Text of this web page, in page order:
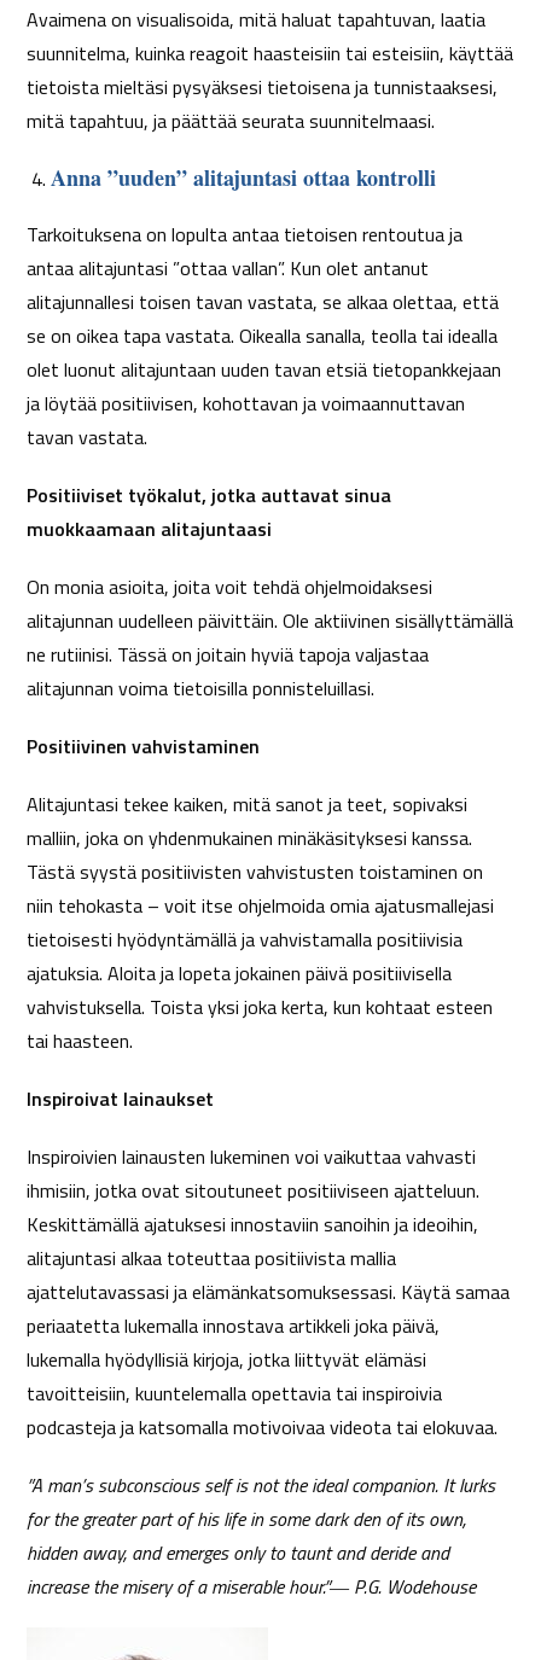
Avaimena on visualisoida, mitä haluat tapahtuvan, laatia
suunnitelma, kuinka reagoit haasteisiin tai esteisiin, käyttää
tietoista mieltäsi pysyäksesi tietoisena ja tunnistaaksesi,
mitä tapahtuu, ja päättää seurata suunnitelmaasi.
Anna ”uuden” alitajuntasi ottaa kontrolli
Tarkoituksena on lopulta antaa tietoisen rentoutua ja
antaa alitajuntasi ”ottaa vallan”. Kun olet antanut
alitajunnallesi toisen tavan vastata, se alkaa olettaa, että
se on oikea tapa vastata. Oikealla sanalla, teolla tai idealla
olet luonut alitajuntaan uuden tavan etsiä tietopankkejaan
ja löytää positiivisen, kohottavan ja voimaannuttavan
tavan vastata.
Positiiviset työkalut, jotka auttavat sinua
muokkaamaan alitajuntaasi
On monia asioita, joita voit tehdä ohjelmoidaksesi
alitajunnan uudelleen päivittäin. Ole aktiivinen sisällyttämällä
ne rutiinisi. Tässä on joitain hyviä tapoja valjastaa
alitajunnan voima tietoisilla ponnisteluillasi.
Positiivinen vahvistaminen
Alitajuntasi tekee kaiken, mitä sanot ja teet, sopivaksi
malliin, joka on yhdenmukainen minäkäsityksesi kanssa.
Tästä syystä positiivisten vahvistusten toistaminen on
niin tehokasta – voit itse ohjelmoida omia ajatusmallejasi
tietoisesti hyödyntämällä ja vahvistamalla positiivisia
ajatuksia. Aloita ja lopeta jokainen päivä positiivisella
vahvistuksella. Toista yksi joka kerta, kun kohtaat esteen
tai haasteen.
Inspiroivat lainaukset
Inspiroivien lainausten lukeminen voi vaikuttaa vahvasti
ihmisiin, jotka ovat sitoutuneet positiiviseen ajatteluun.
Keskittämällä ajatuksesi innostaviin sanoihin ja ideoihin,
alitajuntasi alkaa toteuttaa positiivista mallia
ajattelutavassasi ja elämänkatsomuksessasi. Käytä samaa
periaatetta lukemalla innostava artikkeli joka päivä,
lukemalla hyödyllisiä kirjoja, jotka liittyvät elämäsi
tavoitteisiin, kuuntelemalla opettavia tai inspiroivia
podcasteja ja katsomalla motivoivaa videota tai elokuvaa.
”A man’s subconscious self is not the ideal companion. It lurks
for the greater part of his life in some dark den of its own,
hidden away, and emerges only to taunt and deride and
increase the misery of a miserable hour.”― P.G. Wodehouse